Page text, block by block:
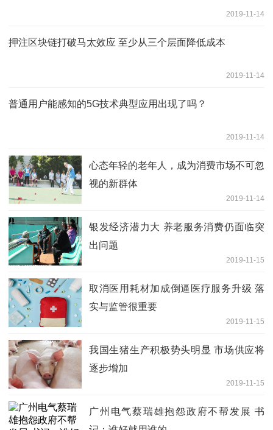
2019-11-14
押注区块链打破马太效应 至少从三个层面降低成本
2019-11-14
普通用户能感知的5G技术典型应用出现了吗？
2019-11-14
心态年轻的老年人，成为消费市场不可忽
视的新群体
2019-11-14
银发经济潜力大 养老服务消费仍面临突
出问题
2019-11-15
取消医用耗材加成倒逼医疗服务升级 落
实与监管很重要
2019-11-15
我国生猪生产积极势头明显 市场供应将
逐步增加
2019-11-15
广州电气蔡瑞雄抱怨政府不帮发展 书